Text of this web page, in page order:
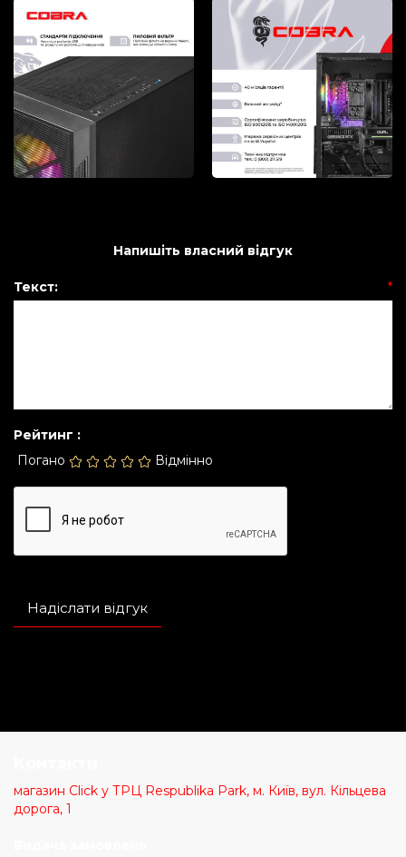
Напишіть власний відгук
Текст: *
Рейтинг :
Погано
Відмінно
Надіслати відгук
магазин Click у ТРЦ Respublika Park, м. Київ, вул. Кільцева
дорога, 1